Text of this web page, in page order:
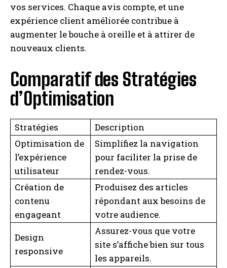
vos services. Chaque avis compte, et une
expérience client améliorée contribue à
augmenter le bouche à oreille et à attirer de
nouveaux clients.
Comparatif des Stratégies
d’Optimisation
Stratégies
Description
Optimisation de
l’expérience
utilisateur
Simplifiez la navigation
pour faciliter la prise de
rendez-vous.
Création de
contenu
engageant
Produisez des articles
répondant aux besoins de
votre audience.
Design
responsive
Assurez-vous que votre
site s’affiche bien sur tous
les appareils.